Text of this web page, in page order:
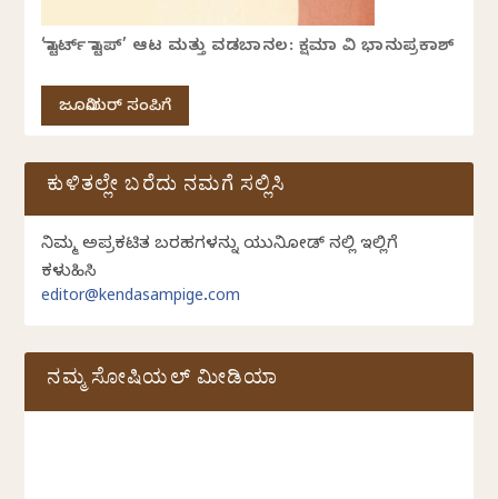
‘ಸ್ಟಾರ್ಟ್ ಸ್ಟಾಪ್’ ಆಟ ಮತ್ತು ವಡಬಾನಲ: ಕ್ಷಮಾ ವಿ ಭಾನುಪ್ರಕಾಶ್
ಜೂನಿಯರ್ ಸಂಪಿಗೆ
ಕುಳಿತಲ್ಲೇ ಬರೆದು ನಮಗೆ ಸಲ್ಲಿಸಿ
ನಿಮ್ಮ ಅಪ್ರಕಟಿತ ಬರಹಗಳನ್ನು ಯುನಿಕೋಡ್ ನಲ್ಲಿ ಇಲ್ಲಿಗೆ
ಕಳುಹಿಸಿ
editor@kendasampige.com
ನಮ್ಮ ಸೋಷಿಯಲ್‌ ಮೀಡಿಯಾ